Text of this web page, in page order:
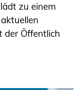
zu einem
der Öffentlich